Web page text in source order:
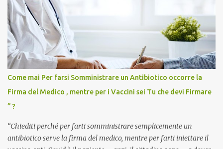
Come mai Per farsi Somministrare un Antibiotico occorre la
Firma del Medico , mentre per i Vaccini sei Tu che devi Firmare
” ?
“Chiediti perché per farti somministrare semplicemente un
antibiotico serve la firma del medico, mentre per farti iniettare il